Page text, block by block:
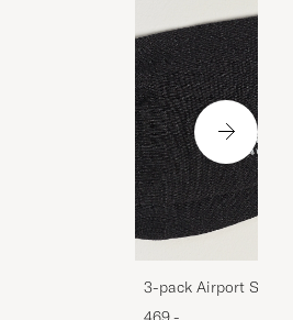
3-pack Airport
Melange